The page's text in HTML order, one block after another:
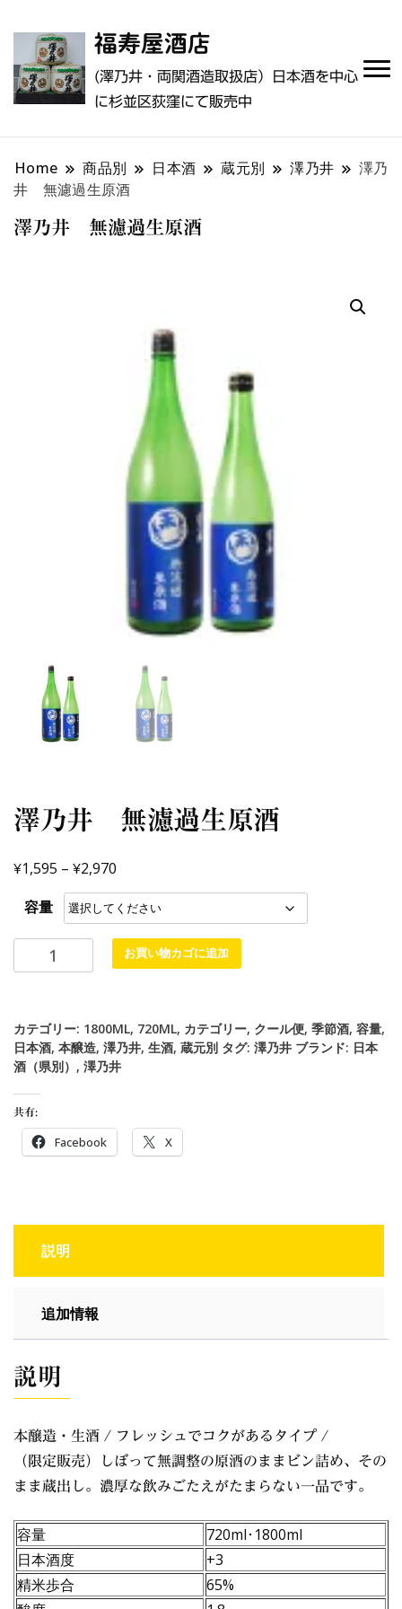
福寿屋酒店
(澤乃井・両関酒造取扱店）日本酒を中心
に杉並区荻窪にて販売中
Home 商品別 日本酒 蔵元別 澤乃井
澤乃
井 無濾過生原酒
澤乃井 無濾過生原酒
澤乃井 無濾過生原酒
¥1,595 – ¥2,970
容量
お買い物カゴに追加
カテゴリー: 1800ML, 720ML, カテゴリー, クール便, 季節酒, 容量,
日本酒, 本醸造, 澤乃井, 生酒, 蔵元別 タグ: 澤乃井 ブランド: 日本
酒（県別） , 澤乃井
共有:
Facebook X
説明
追加情報
説明
本醸造・生酒 / フレッシュでコクがあるタイプ /
（限定販売）しぼって無調整の原酒のままビン詰め、その
まま蔵出し。濃厚な飲みごたえがたまらない一品です。
容量
720ml･1800ml
日本酒度
+3
精米歩合
65%